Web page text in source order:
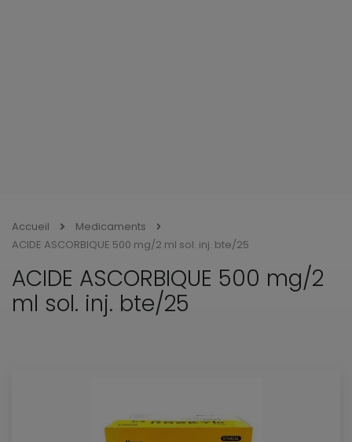
Accueil
Medicaments
ACIDE ASCORBIQUE 500 mg/2 ml sol. inj. bte/25
ACIDE ASCORBIQUE 500 mg/2
ml sol. inj. bte/25